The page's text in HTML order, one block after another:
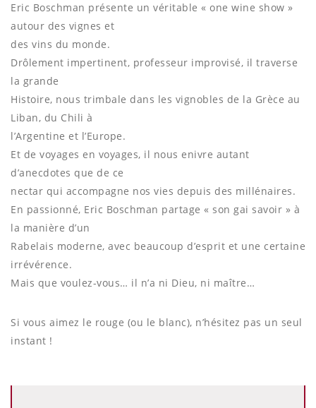
Eric Boschman présente un véritable « one wine show »
autour des vignes et
des vins du monde.
Drôlement impertinent, professeur improvisé, il traverse
la grande
Histoire, nous trimbale dans les vignobles de la Grèce au
Liban, du Chili à
l’Argentine et l’Europe.
Et de voyages en voyages, il nous enivre autant
d’anecdotes que de ce
nectar qui accompagne nos vies depuis des millénaires.
En passionné, Eric Boschman partage « son gai savoir » à
la manière d’un
Rabelais moderne, avec beaucoup d’esprit et une certaine
irrévérence.
Mais que voulez-vous… il n’a ni Dieu, ni maître…
Si vous aimez le rouge (ou le blanc), n’hésitez pas un seul
instant !